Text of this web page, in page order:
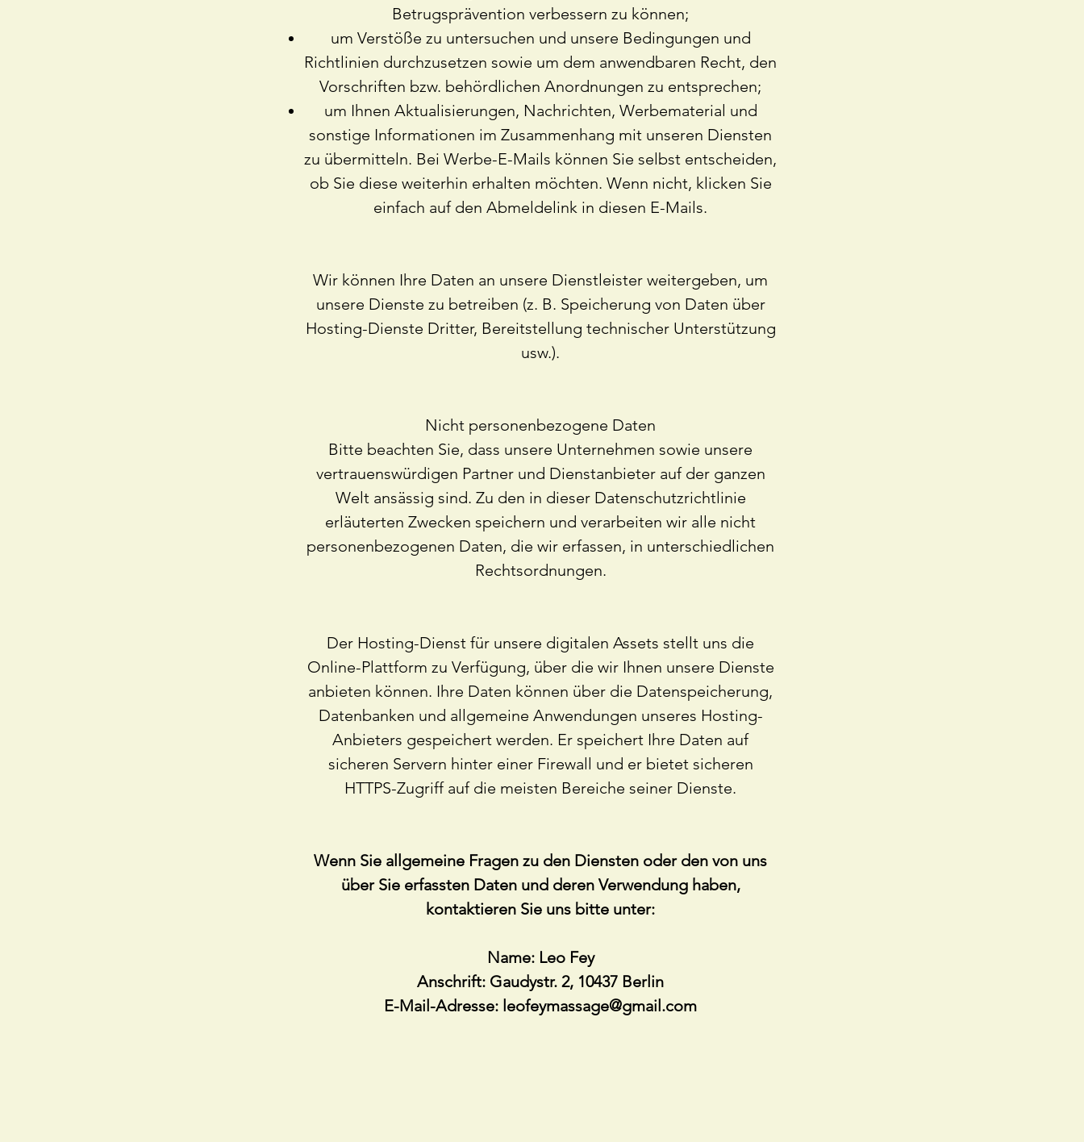
Betrugsprävention verbessern zu können;
um Verstöße zu untersuchen und unsere Bedingungen und
Richtlinien durchzusetzen sowie um dem anwendbaren Recht, den
Vorschriften bzw. behördlichen Anordnungen zu entsprechen;
um Ihnen Aktualisierungen, Nachrichten, Werbematerial und
sonstige Informationen im Zusammenhang mit unseren Diensten
zu übermitteln. Bei Werbe-E-Mails können Sie selbst entscheiden,
ob Sie diese weiterhin erhalten möchten. Wenn nicht, klicken Sie
einfach auf den Abmeldelink in diesen E-Mails.
Wir können Ihre Daten an unsere Dienstleister weitergeben, um
unsere Dienste zu betreiben (z. B. Speicherung von Daten über
Hosting-Dienste Dritter, Bereitstellung technischer Unterstützung
usw.).
Nicht personenbezogene Daten
Bitte beachten Sie, dass unsere Unternehmen sowie unsere
vertrauenswürdigen Partner und Dienstanbieter auf der ganzen
Welt ansässig sind. Zu den in dieser Datenschutzrichtlinie
erläuterten Zwecken speichern und verarbeiten wir alle nicht
personenbezogenen Daten, die wir erfassen, in unterschiedlichen
Rechtsordnungen.
Der Hosting-Dienst für unsere digitalen Assets stellt uns die
Online-Plattform zu Verfügung, über die wir Ihnen unsere Dienste
anbieten können. Ihre Daten können über die Datenspeicherung,
Datenbanken und allgemeine Anwendungen unseres Hosting-
Anbieters gespeichert werden. Er speichert Ihre Daten auf
sicheren Servern hinter einer Firewall und er bietet sicheren
HTTPS-Zugriff auf die meisten Bereiche seiner Dienste.
Wenn Sie allgemeine Fragen zu den Diensten oder den von uns
über Sie erfassten Daten und deren Verwendung haben,
kontaktieren Sie uns bitte unter:
Name: Leo Fey
Anschrift: Gaudystr. 2, 10437 Berlin
E-Mail-Adresse: leofeymassage@gmail.com